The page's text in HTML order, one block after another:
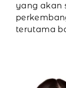
yang akan
terutama